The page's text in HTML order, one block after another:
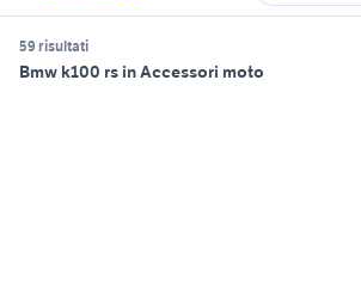
59 risultati
Bmw k100 rs in Accessori moto